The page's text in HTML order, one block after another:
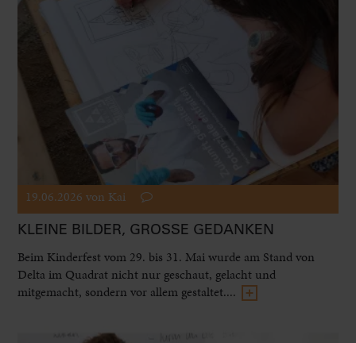
19.06.2026 von Kai
KLEINE BILDER, GROSSE GEDANKEN
Beim Kinderfest vom 29. bis 31. Mai wurde am Stand von
Delta im Quadrat nicht nur geschaut, gelacht und
mitgemacht, sondern vor allem gestaltet....